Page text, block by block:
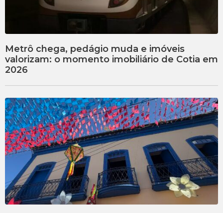
Metrô chega, pedágio muda e imóveis
valorizam: o momento imobiliário de Cotia em
2026